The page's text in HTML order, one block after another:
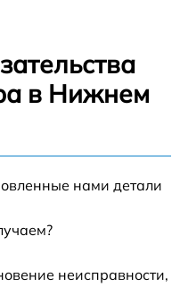
в Нижнем
нами детали
неисправности,